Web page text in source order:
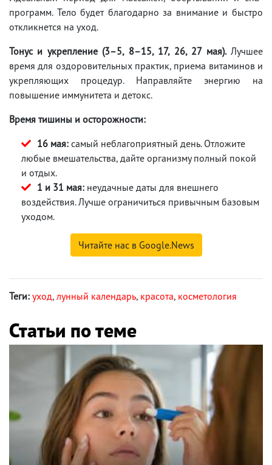
программ. Тело будет благодарно за внимание и быстро
откликнется на уход.
Тонус и укрепление (3–5, 8–15, 17, 26, 27 мая).Лучшее
время для оздоровительных практик, приема витаминов и
укрепляющих процедур. Направляйте энергию на
повышение иммунитета и детокс.
Время тишины и осторожности:
16 мая: самый неблагоприятный день. Отложите
любые вмешательства, дайте организму полный покой
и отдых.
1 и 31 мая: неудачные даты для внешнего
воздействия. Лучше ограничиться привычным базовым
уходом.
Читайте нас в Google.News
Теги: уход, лунный календарь, красота, косметология
Статьи по теме